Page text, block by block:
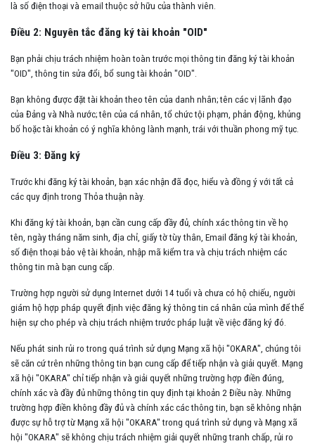
là số điện thoại và email thuộc sở hữu của thành viên.
Điều 2: Nguyên tắc đăng ký tài khoản "OID"
Bạn phải chịu trách nhiệm hoàn toàn trước mọi thông tin đăng ký tài khoản
"OID", thông tin sửa đổi, bổ sung tài khoản "OID".
Bạn không được đặt tài khoản theo tên của danh nhân; tên các vị lãnh đạo
của Đảng và Nhà nước; tên của cá nhân, tổ chức tội phạm, phản động, khủng
bố hoặc tài khoản có ý nghĩa không lành mạnh, trái với thuần phong mỹ tục.
Điều 3: Đăng ký
Trước khi đăng ký tài khoản, bạn xác nhận đã đọc, hiểu và đồng ý với tất cả
các quy định trong Thỏa thuận này.
Khi đăng ký tài khoản, bạn cần cung cấp đầy đủ, chính xác thông tin về họ
tên, ngày tháng năm sinh, địa chỉ, giấy tờ tùy thân, Email đăng ký tài khoản,
số điện thoại bảo vệ tài khoản, nhập mã kiểm tra và chịu trách nhiệm các
thông tin mà bạn cung cấp.
Trường hợp người sử dụng Internet dưới 14 tuổi và chưa có hộ chiếu, người
giám hộ hợp pháp quyết định việc đăng ký thông tin cá nhân của mình để thể
hiện sự cho phép và chịu trách nhiệm trước pháp luật về việc đăng ký đó.
Nếu phát sinh rủi ro trong quá trình sử dụng Mạng xã hội "OKARA", chúng tôi
sẽ căn cứ trên những thông tin bạn cung cấp để tiếp nhận và giải quyết. Mạng
xã hội "OKARA" chỉ tiếp nhận và giải quyết những trường hợp điền đúng,
chính xác và đầy đủ những thông tin quy định tại khoản 2 Điều này. Những
trường hợp điền không đầy đủ và chính xác các thông tin, bạn sẽ không nhận
được sự hỗ trợ từ Mạng xã hội "OKARA" trong quá trình sử dụng và Mạng xã
hội "OKARA" sẽ không chịu trách nhiệm giải quyết những tranh chấp, rủi ro